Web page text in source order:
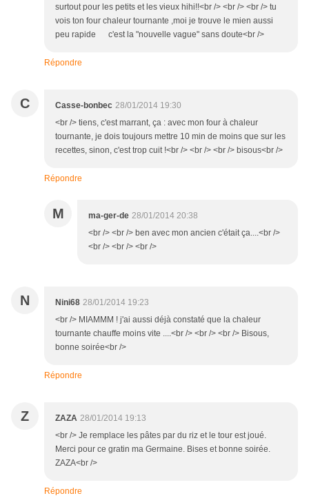
surtout pour les petits et les vieux hihi!!<br /> <br /> <br /> tu
vois ton four chaleur tournante ,moi je trouve le mien aussi
peu rapide c'est la "nouvelle vague" sans doute<br />
Répondre
C Casse-bonbec 28/01/2014 19:30
<br /> tiens, c'est marrant, ça : avec mon four à chaleur
tournante, je dois toujours mettre 10 min de moins que sur les
recettes, sinon, c'est trop cuit !<br /> <br /> <br /> bisous<br />
Répondre
M ma-ger-de 28/01/2014 20:38
<br /> <br /> ben avec mon ancien c'était ça....<br />
<br /> <br /> <br />
N Nini68 28/01/2014 19:23
<br /> MIAMMM ! j'ai aussi déjà constaté que la chaleur
tournante chauffe moins vite ....<br /> <br /> <br /> Bisous,
bonne soirée<br />
Répondre
Z ZAZA 28/01/2014 19:13
<br /> Je remplace les pâtes par du riz et le tour est joué.
Merci pour ce gratin ma Germaine. Bises et bonne soirée.
ZAZA<br />
Répondre